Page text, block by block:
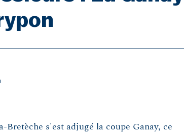
Bretèche s'est adjugé la coupe Ganay, ce